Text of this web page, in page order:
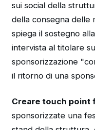
sui social della
della consegna delle
spiega il sostegno
intervista al titolare
sponsorizzazione
il ritorno di una
Creare touch
sponsorizzate una